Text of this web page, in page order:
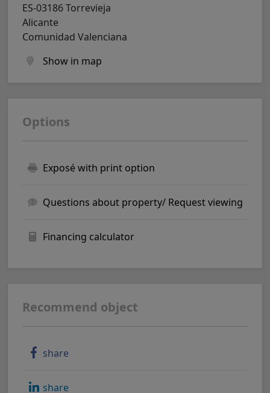
ES-03186 Torrevieja
Alicante
Comunidad Valenciana
Show in map
Options
Exposé with print option
Questions about property/ Request viewing
Financing calculator
Recommend object
share
share